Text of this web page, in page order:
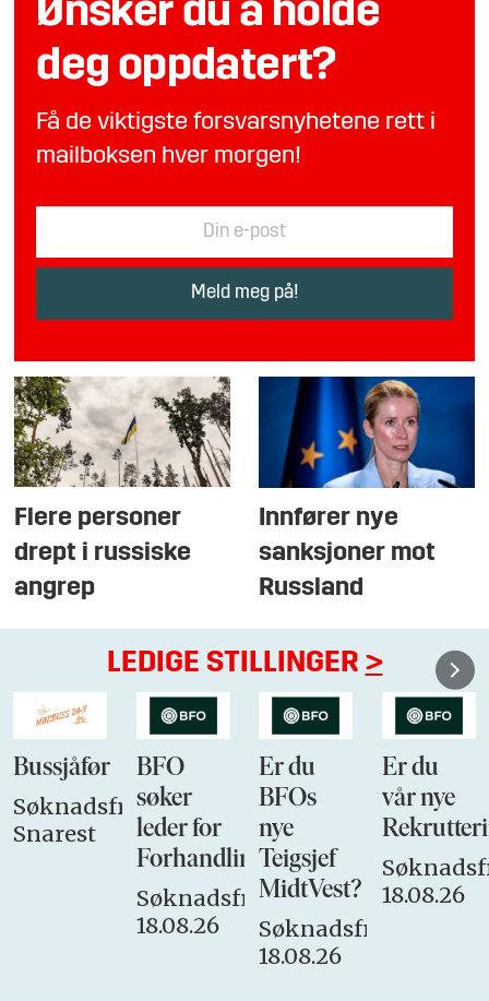
Ønsker du å holde
deg oppdatert?
Få de viktigste forsvarsnyhetene rett i
mailboksen hver morgen!
Flere personer
drept i russiske
angrep
Innfører nye
sanksjoner mot
Russland
LEDIGE STILLINGER >
Bussjåfør
Søknadsfrist:
Snarest
BFO
søker
leder for
Forhandlingsutvalget
Søknadsfrist:
18.08.26
Er du
BFOs
nye
Teigsjef
MidtVest?
Søknadsfrist:
18.08.26
Er du
vår nye
18.08.26